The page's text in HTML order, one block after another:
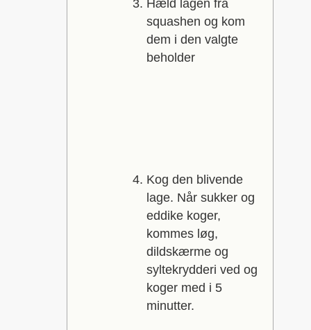
Hæld lagen fra
squashen og kom
dem i den valgte
beholder
Kog den blivende
lage. Når sukker og
eddike koger,
kommes løg,
dildskærme og
syltekrydderi ved og
koger med i 5
minutter.